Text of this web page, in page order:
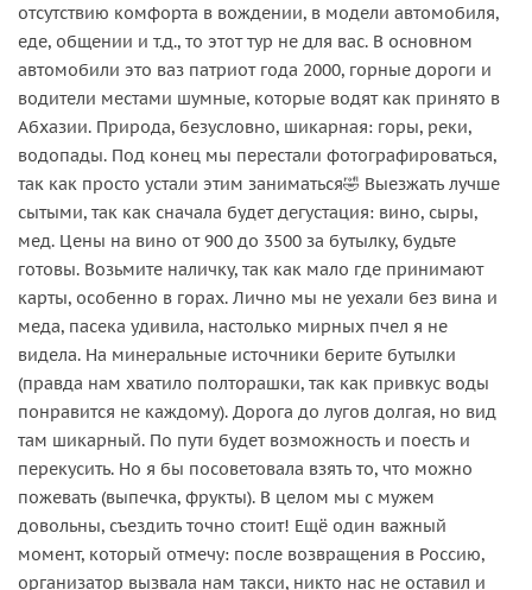
отсутствию комфорта в вождении, в модели автомобиля,
еде, общении и т.д., то этот тур не для вас. В основном
автомобили это ваз патриот года 2000, горные дороги и
водители местами шумные, которые водят как принято в
Абхазии. Природа, безусловно, шикарная: горы, реки,
водопады. Под конец мы перестали фотографироваться,
так как просто устали этим заниматься🤣 Выезжать лучше
сытыми, так как сначала будет дегустация: вино, сыры,
мед. Цены на вино от 900 до 3500 за бутылку, будьте
готовы. Возьмите наличку, так как мало где принимают
карты, особенно в горах. Лично мы не уехали без вина и
меда, пасека удивила, настолько мирных пчел я не
видела. На минеральные источники берите бутылки
(правда нам хватило полторашки, так как привкус воды
понравится не каждому). Дорога до лугов долгая, но вид
там шикарный. По пути будет возможность и поесть и
перекусить. Но я бы посоветовала взять то, что можно
пожевать (выпечка, фрукты). В целом мы с мужем
довольны, съездить точно стоит! Ещё один важный
момент, который отмечу: после возвращения в Россию,
организатор вызвала нам такси, никто нас не оставил и